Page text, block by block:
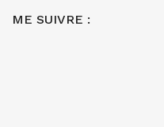
ME SUIVRE :